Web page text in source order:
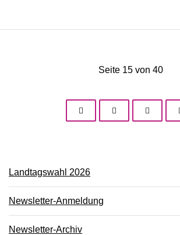
Seite 15 von 40
Landtagswahl 2026
Newsletter-Anmeldung
Newsletter-Archiv